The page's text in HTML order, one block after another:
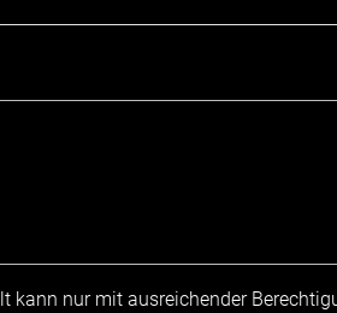
kann nur mit ausreichender